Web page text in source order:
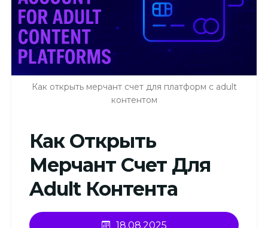
Как открыть мерчант счет для платформ с adult
контентом
Как Открыть
Мерчант Счет Для
Adult Контента
18.08.2025